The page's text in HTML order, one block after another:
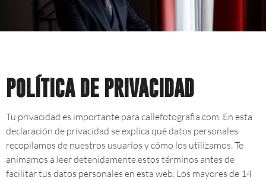
POLÍTICA DE PRIVACIDAD
Tu privacidad es importante para callefotografia.com. En esta
declaración de privacidad se explica qué datos personales
recopilamos de nuestros usuarios y cómo los utilizamos. Te
animamos a leer detenidamente estos términos antes de
facilitar tus datos personales en esta web. Los mayores de 14